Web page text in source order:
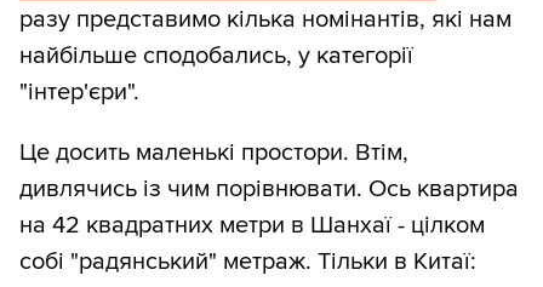
разу представимо кілька номінантів, які нам
найбільше сподобались, у категорії
"інтер'єри".
Це досить маленькі простори. Втім,
дивлячись із чим порівнювати. Ось квартира
на 42 квадратних метри в Шанхаї - цілком
собі "радянський" метраж. Тільки в Китаї: